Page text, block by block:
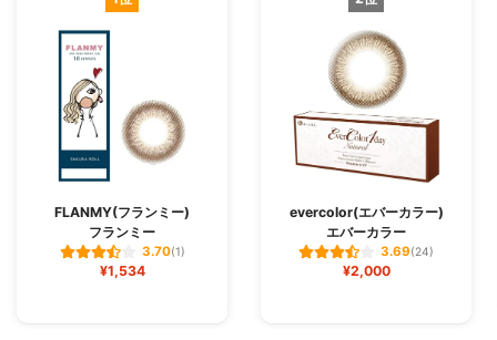
FLANMY(フランミー)
フランミー
3.70(1)
¥1,534
evercolor(エバーカラー)
エバーカラー
3.69(24)
¥2,000